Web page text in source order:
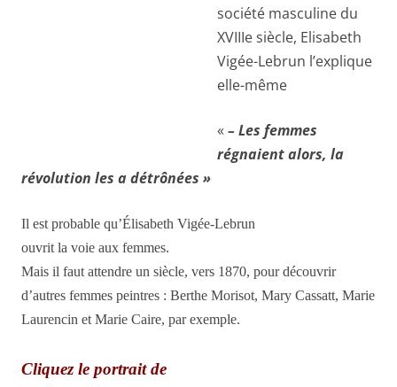
société masculine du
XVIIIe siècle, Elisabeth
Vigée-Lebrun l’explique
elle-même
« – Les femmes
régnaient alors, la
révolution les a détrônées »
Il est probable qu’Élisabeth Vigée-Lebrun
ouvrit la voie aux femmes.
Mais il faut attendre un siècle, vers 1870, pour découvrir
d’autres femmes peintres : Berthe Morisot, Mary Cassatt, Marie
Laurencin et Marie Caire, par exemple.
Cliquez le portrait de